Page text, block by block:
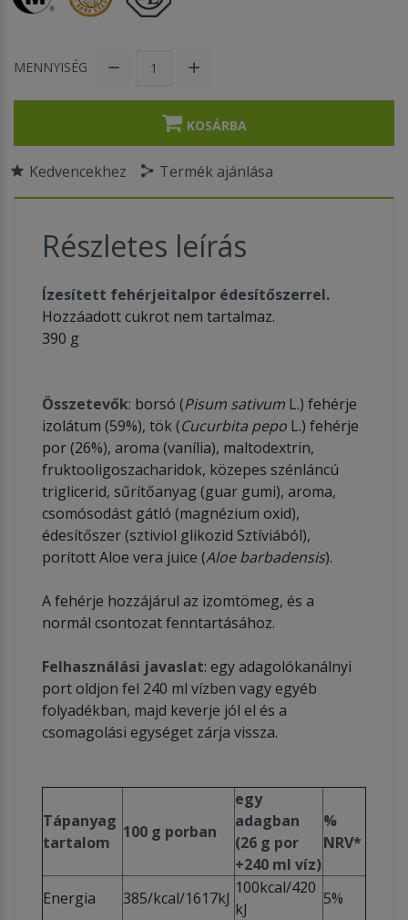
MENNYISÉG
KOSÁRBA
Kedvencekhez Termék ajánlása
Részletes leírás
Ízesített fehérjeitalpor édesítőszerrel.
Hozzáadott cukrot nem tartalmaz.
390 g
Összetevők: borsó (Pisum sativum L.) fehérje
izolátum (59%), tök (Cucurbita pepo L.) fehérje
por (26%), aroma (vanília), maltodextrin,
fruktooligoszacharidok, közepes szénláncú
triglicerid, sűrítőanyag (guar gumi), aroma,
csomósodást gátló (magnézium oxid),
édesítőszer (sztiviol glikozid Sztíviából),
porított Aloe vera juice (Aloe barbadensis).
A fehérje hozzájárul az izomtömeg, és a
normál csontozat fenntartásához.
Felhasználási javaslat: egy adagolókanálnyi
port oldjon fel 240 ml vízben vagy egyéb
folyadékban, majd keverje jól el és a
csomagolási egységet zárja vissza.
Tápanyag
tartalom
100 g porban
egy
adagban
(26 g por
+240 ml víz)
%
NRV*
Energia 385/kcal/1617kJ
100kcal/420
kJ
5%